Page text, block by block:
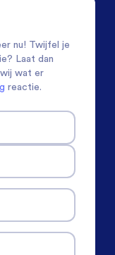
nu! Twijfel je
Laat dan
wat er
reactie.